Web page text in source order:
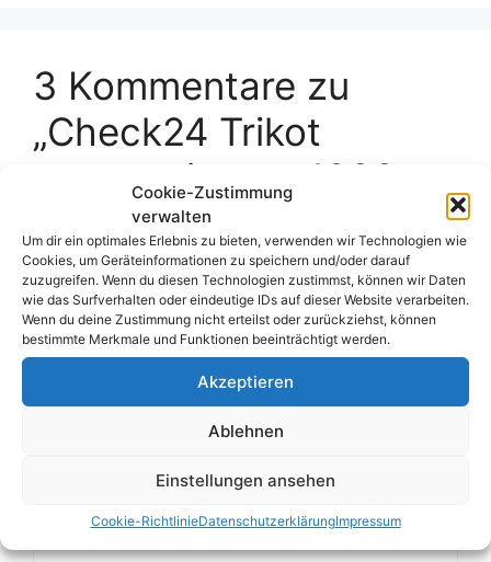
Cookie-Zustimmung
verwalten
Um dir ein optimales Erlebnis zu bieten, verwenden wir Technologien wie
Cookies, um Geräteinformationen zu speichern und/oder darauf
zuzugreifen. Wenn du diesen Technologien zustimmst, können wir Daten
wie das Surfverhalten oder eindeutige IDs auf dieser Website verarbeiten.
Wenn du deine Zustimmung nicht erteilst oder zurückziehst, können
bestimmte Merkmale und Funktionen beeinträchtigt werden.
Akzeptieren
Ablehnen
Einstellungen ansehen
Cookie-RichtlinieDatenschutzerklärungImpressum
3 Kommentare zu
„Check24 Trikot
tragen, tippen, 1000
Euro gewinnen“
Sven
16. Juni 2024 um 19:32 Uhr
Deutschland gewinnt und wird Europa
Antworten